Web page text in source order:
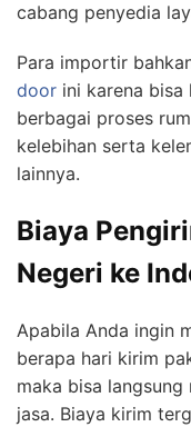
cabang penyedia
Para importir
door ini karena bisa
berbagai proses
kelebihan serta
lainnya.
Biaya
Negeri ke
Apabila Anda ingin
berapa hari kirim
maka bisa
jasa. Biaya kirim